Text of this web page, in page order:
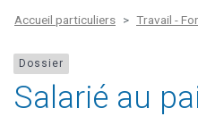
Accueil particuliers Travail -
Dossier
Salarié au